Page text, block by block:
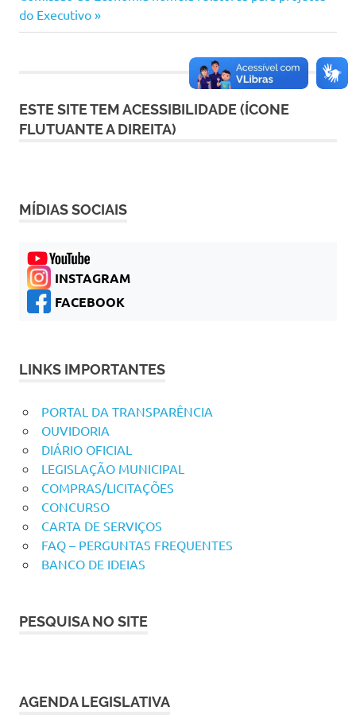
Post
Post:
do Executivo
ESTE SITE TEM ACESSIBILIDADE (ÍCONE
FLUTUANTE A DIREITA)
MÍDIAS SOCIAIS
INSTAGRAM
FACEBOOK
LINKS IMPORTANTES
PORTAL DA TRANSPARÊNCIA
OUVIDORIA
DIÁRIO OFICIAL
LEGISLAÇÃO MUNICIPAL
COMPRAS/LICITAÇÕES
CONCURSO
CARTA DE SERVIÇOS
FAQ – PERGUNTAS FREQUENTES
BANCO DE IDEIAS
PESQUISA NO SITE
AGENDA LEGISLATIVA